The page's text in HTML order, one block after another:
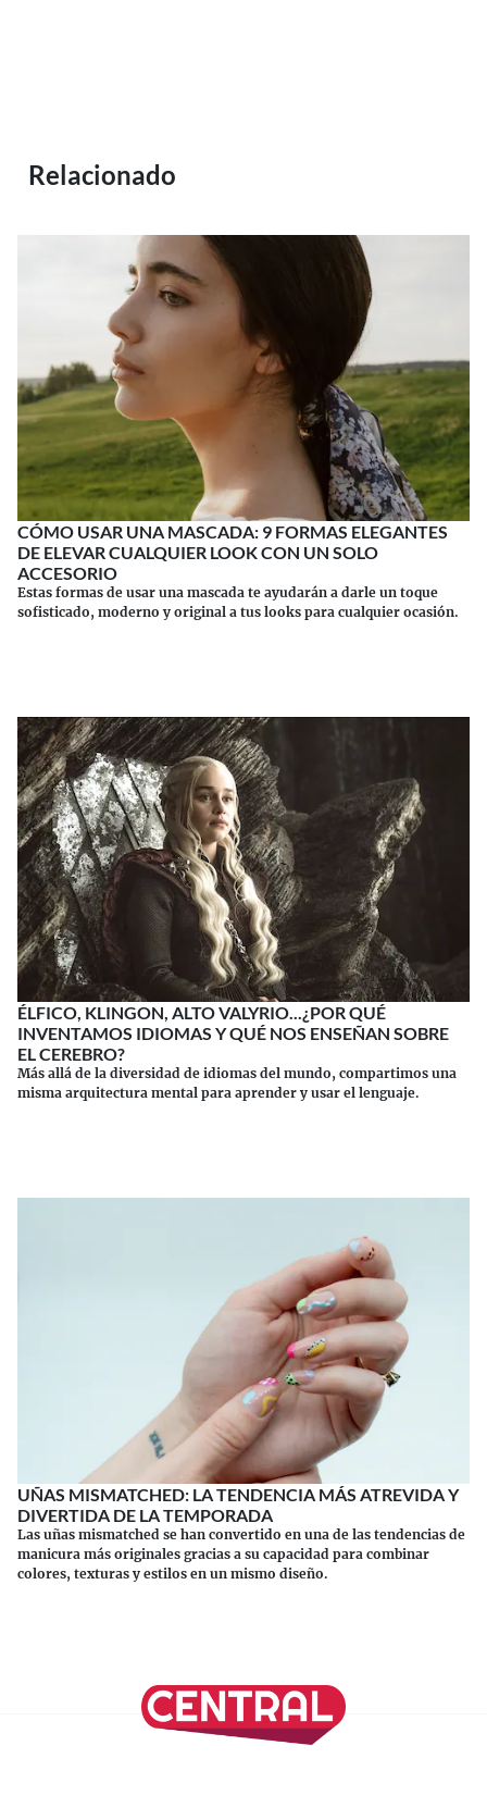
Relacionado
CÓMO USAR UNA MASCADA: 9 FORMAS ELEGANTES
DE ELEVAR CUALQUIER LOOK CON UN SOLO
ACCESORIO
Estas formas de usar una mascada te ayudarán a darle un toque
sofisticado, moderno y original a tus looks para cualquier ocasión.
ÉLFICO, KLINGON, ALTO VALYRIO...¿POR QUÉ
INVENTAMOS IDIOMAS Y QUÉ NOS ENSEÑAN SOBRE
EL CEREBRO?
Más allá de la diversidad de idiomas del mundo, compartimos una
misma arquitectura mental para aprender y usar el lenguaje.
UÑAS MISMATCHED: LA TENDENCIA MÁS ATREVIDA Y
DIVERTIDA DE LA TEMPORADA
Las uñas mismatched se han convertido en una de las tendencias de
manicura más originales gracias a su capacidad para combinar
colores, texturas y estilos en un mismo diseño.